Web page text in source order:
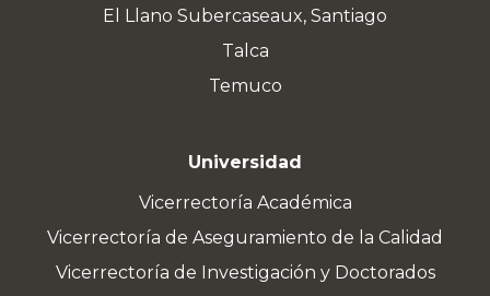
El Llano Subercaseaux, Santiago
Talca
Temuco
Universidad
Vicerrectoría Académica
Vicerrectoría de Aseguramiento de la Calidad
Vicerrectoría de Investigación y Doctorados